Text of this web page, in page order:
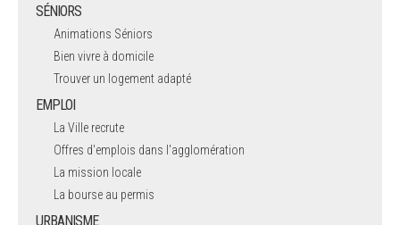
SÉNIORS
Animations Séniors
Bien vivre à domicile
Trouver un logement adapté
EMPLOI
La Ville recrute
Offres d'emplois dans l'agglomération
La mission locale
La bourse au permis
URBANISME